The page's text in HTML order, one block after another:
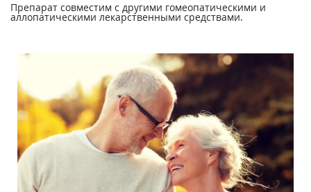
Препарат совместим с другими гомеопатическими и
аллопатическими лекарственными средствами.